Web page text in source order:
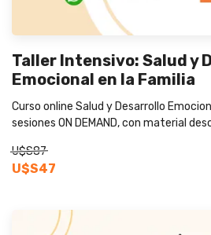
Taller Intensivo: Salud y
Emocional en la Familia
Curso online Salud y Desarrollo
sesiones ON DEMAND, con material
U$S87
U$S47